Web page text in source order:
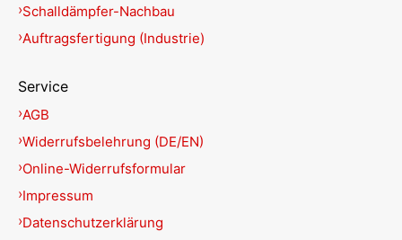
Schalldämpfer-Nachbau
Auftragsfertigung (Industrie)
Service
AGB
Widerrufsbelehrung (DE/EN)
Online-Widerrufsformular
Impressum
Datenschutzerklärung